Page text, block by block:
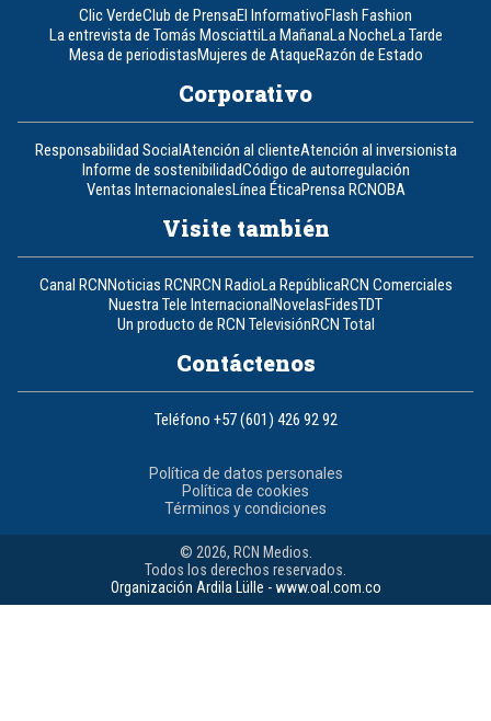
Clic VerdeClub de PrensaEl InformativoFlash Fashion
La entrevista de Tomás MosciattiLa MañanaLa NocheLa Tarde
Mesa de periodistasMujeres de AtaqueRazón de Estado
Corporativo
Responsabilidad SocialAtención al clienteAtención al inversionista
Informe de sostenibilidadCódigo de autorregulación
Ventas InternacionalesLínea ÉticaPrensa RCNOBA
Visite también
Canal RCN Noticias RCN RCN RadioLa RepúblicaRCN Comerciales
Nuestra Tele Internacional NovelasFidesTDT
Un producto de RCN TelevisiónRCN Total
Contáctenos
Teléfono +57 (601) 426 92 92
Política de datos personales
Política de cookies
Términos y condiciones
© 2026, RCN Medios.
Todos los derechos reservados.
Organización Ardila Lülle - www.oal.com.co